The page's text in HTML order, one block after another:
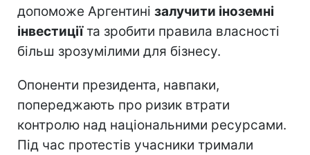
допоможе Аргентині залучити іноземні
інвестиціїта зробити правила власності
більш зрозумілими для бізнесу.
Опоненти президента, навпаки,
попереджають про ризик втрати
контролю над національними ресурсами.
Під час протестів учасники тримали